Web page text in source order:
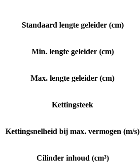
Standaard lengte geleider (cm)
Min. lengte geleider (cm)
Max. lengte geleider (cm)
Kettingsteek
Kettingsnelheid bij max. vermogen (m/s)
Cilinder inhoud (cm³)